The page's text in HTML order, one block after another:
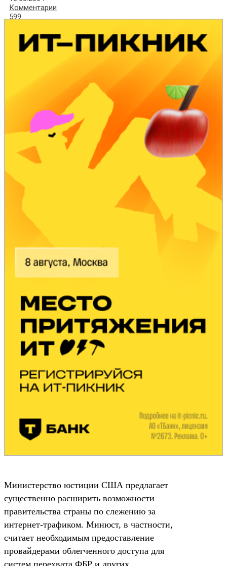
Комментарии
599
Министерство юстиции США предлагает
существенно расширить возможности
правительства страны по слежению за
интернет-трафиком. Минюст, в частности,
считает необходимым предоставление
провайдерами облегченного доступа для
систем перехвата ФБР и других